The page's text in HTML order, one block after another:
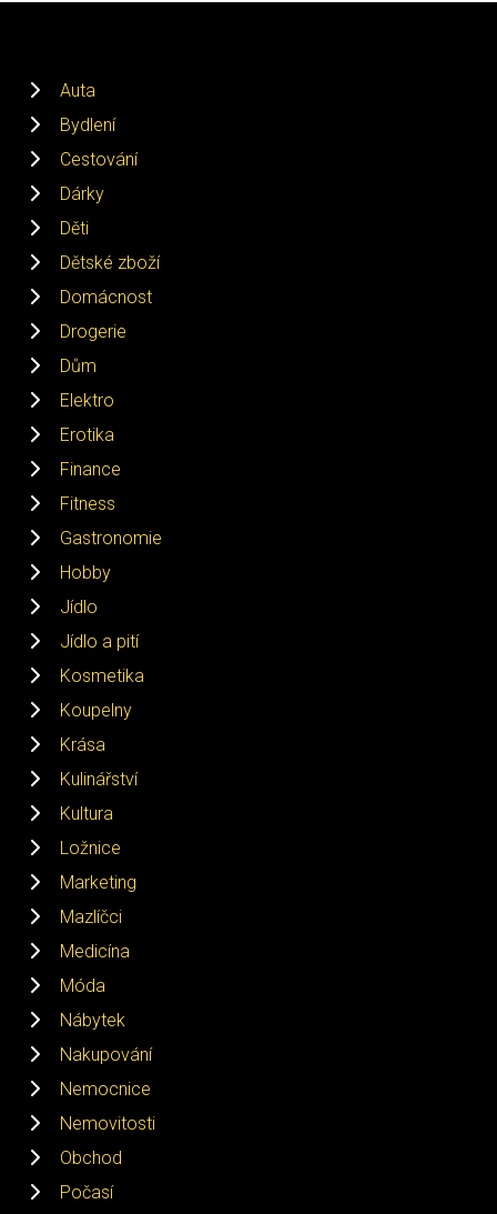
Auta
Bydlení
Cestování
Dárky
Děti
Dětské zboží
Domácnost
Drogerie
Dům
Elektro
Erotika
Finance
Fitness
Gastronomie
Hobby
Jídlo
Jídlo a pití
Kosmetika
Koupelny
Krása
Kulinářství
Kultura
Ložnice
Marketing
Mazlíčci
Medicína
Móda
Nábytek
Nakupování
Nemocnice
Nemovitosti
Obchod
Počasí